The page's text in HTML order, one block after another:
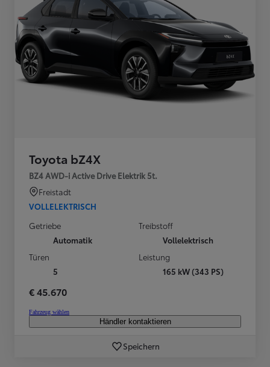
Toyota bZ4X
BZ4 AWD-i Active Drive Elektrik 5t.
Freistadt
VOLLELEKTRISCH
Getriebe
Automatik
Treibstoff
Vollelektrisch
Türen
5
Leistung
165 kW (343 PS)
€ 45.670
Fahrzeug wählen
Händler kontaktieren
Speichern